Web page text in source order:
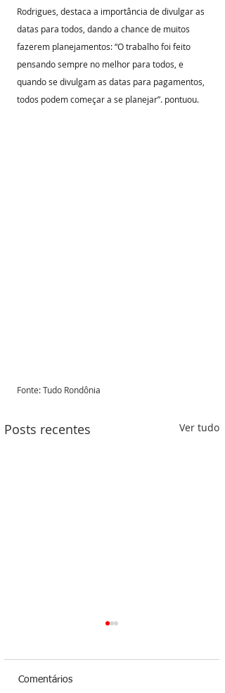
Rodrigues, destaca a importância de divulgar as
datas para todos, dando a chance de muitos
fazerem planejamentos: “O trabalho foi feito
pensando sempre no melhor para todos, e
quando se divulgam as datas para pagamentos,
todos podem começar a se planejar”. pontuou.
Fonte: Tudo Rondônia
Posts recentes Ver tudo
Comentários